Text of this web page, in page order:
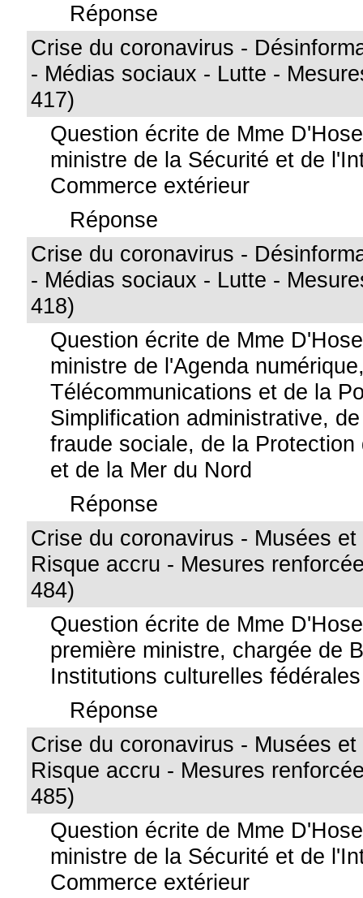
Réponse
Crise du coronavirus -
- Médias sociaux - Lutte -
417)
Question écrite de Mme
ministre de la Sécurité et de
Commerce extérieur
Réponse
Crise du coronavirus -
- Médias sociaux - Lutte -
418)
Question écrite de Mme
ministre de l'Agenda
Télécommunications et de la
Simplification administrative,
fraude sociale, de la
et de la Mer du Nord
Réponse
Crise du coronavirus - Musées
Risque accru - Mesures
484)
Question écrite de Mme
première ministre, chargée de
Institutions culturelles fédérales
Réponse
Crise du coronavirus - Musées
Risque accru - Mesures
485)
Question écrite de Mme
ministre de la Sécurité et de
Commerce extérieur